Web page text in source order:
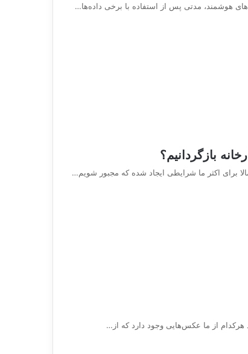
هوشمند، مدتی پس از استفاده با برخی داده‌ها…
بازگردانیم؟
برای اکثر ما شرایطی ایجاد شده که مجبور شویم…
هرکدام از ما عکس‌هایی وجود دارد که از…